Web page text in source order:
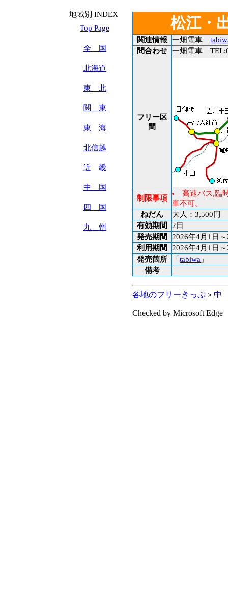
地域別 INDEX
Top Page
全 国
北海道
東 北
関 東
東 海
北信越
近 畿
中 国
四 国
九 州
松江・
関連情報 一畑電車
問合わせ 一畑電車
フリー区
間
制限事項
高速バス,臨
車不可。
ねだん
大人：3,500円
有効期間
2日
発売期間
2026年4月1日
利用期間
2026年4月1日
発売箇所
「 tabiwa 」
備考
各地のフリーきっぷ ＞ 中
Checked by Microsoft Edge